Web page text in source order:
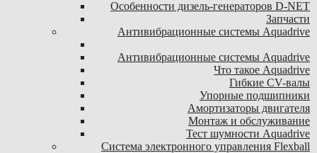
Особенности дизель-генераторов D-NET
Запчасти
Антивибрационные системы Aquadrive
Антивибрационные системы Aquadrive
Что такое Aquadrive
Гибкие CV-валы
Упорные подшипники
Амортизаторы двигателя
Монтаж и обслуживание
Тест шумности Aquadrive
Система электронного управления Flexball